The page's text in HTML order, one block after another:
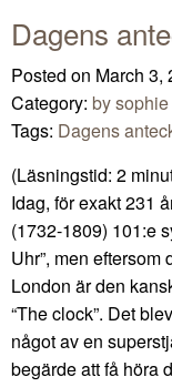
Dagens
Posted on March 3,
Category: by
Tags: Dagens
(Läsningstid: 2
Idag, för exakt 231
(1732-1809) 101:e
Uhr”, men eftersom
London är den
“The clock”. Det
något av en
begärde att få höra